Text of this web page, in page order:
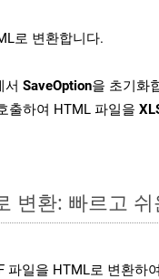
로 변환합니다.
서 SaveOption을 초기화
출하여 HTML 파일을
변환: 빠르고 쉬
파일을 HTML로 변환하